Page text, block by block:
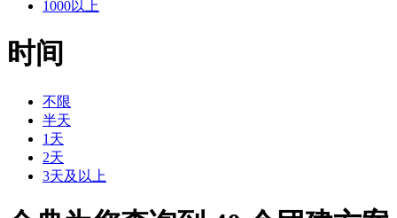
1000以上
时间
不限
半天
1天
2天
3天及以上